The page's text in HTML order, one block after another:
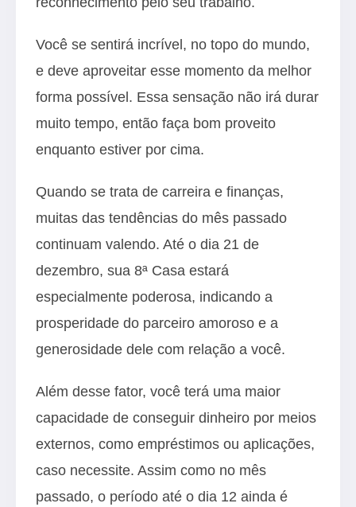
Você se sentirá incrível, no topo do mundo,
e deve aproveitar esse momento da melhor
forma possível. Essa sensação não irá durar
muito tempo, então faça bom proveito
enquanto estiver por cima.
Quando se trata de carreira e finanças,
muitas das tendências do mês passado
continuam valendo. Até o dia 21 de
dezembro, sua 8ª Casa estará
especialmente poderosa, indicando a
prosperidade do parceiro amoroso e a
generosidade dele com relação a você.
Além desse fator, você terá uma maior
capacidade de conseguir dinheiro por meios
externos, como empréstimos ou aplicações,
caso necessite. Assim como no mês
passado, o período até o dia 12 ainda é